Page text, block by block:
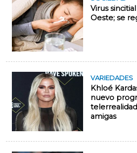
Virus
Oeste; se
VARIEDADES
Khloé
nuevo
amigas